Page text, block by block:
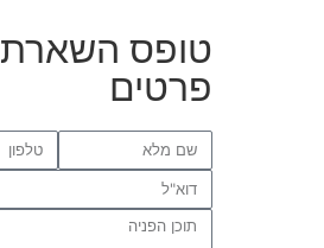
טופס השארת
פרטים